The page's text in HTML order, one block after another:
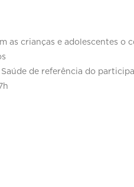
as crianças e adolescentes o
de referência do